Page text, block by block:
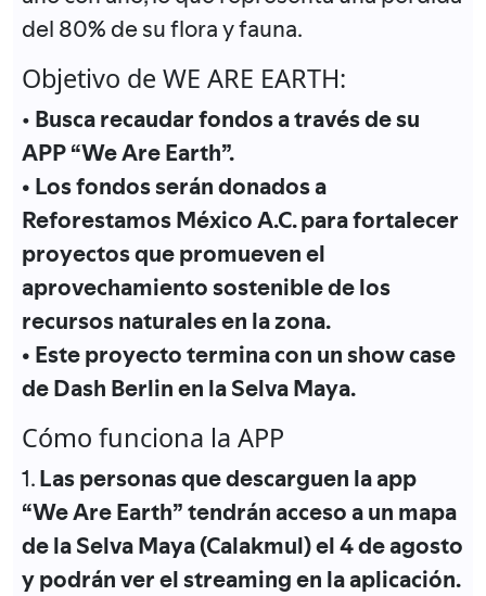
del 80% de su flora y fauna.
Objetivo de WE ARE EARTH:
• Busca recaudar fondos a través de su
APP “We Are Earth”.
• Los fondos serán donados a
Reforestamos México A.C. para fortalecer
proyectos que promueven el
aprovechamiento sostenible de los
recursos naturales en la zona.
• Este proyecto termina con un show case
de Dash Berlin en la Selva Maya.
Cómo funciona la APP
1.Las personas que descarguen la app
“We Are Earth” tendrán acceso a un mapa
de la Selva Maya (Calakmul) el 4 de agosto
y podrán ver el streaming en la aplicación.